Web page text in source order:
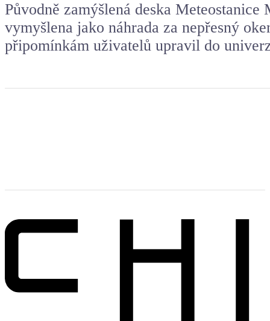
Původně zamýšlená deska
vymyšlena jako náhrada za nepřesný
připomínkám uživatelů upravil do